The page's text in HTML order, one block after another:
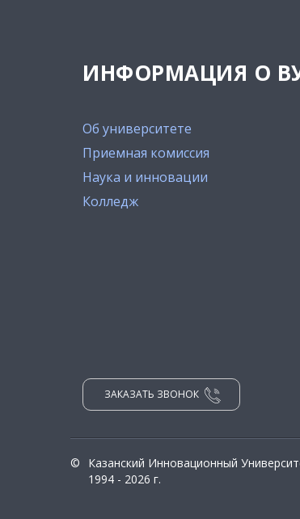
ИНФОРМАЦИЯ О
Об университете
Приемная комиссия
Наука и инновации
Колледж
ЗАКАЗАТЬ ЗВОНОК
©
Казанский Инновационный
1994 - 2026 г.